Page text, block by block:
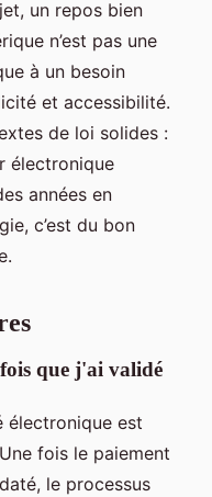
un repos bien
n’est pas une
à un besoin
et accessibilité.
de loi solides :
électronique
années en
c’est du bon
que j'ai validé
électronique est
fois le paiement
le processus